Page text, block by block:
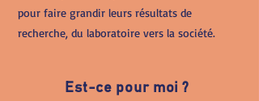
pour faire grandir leurs résultats de
recherche, du laboratoire vers la société.
Est-ce pour moi ?